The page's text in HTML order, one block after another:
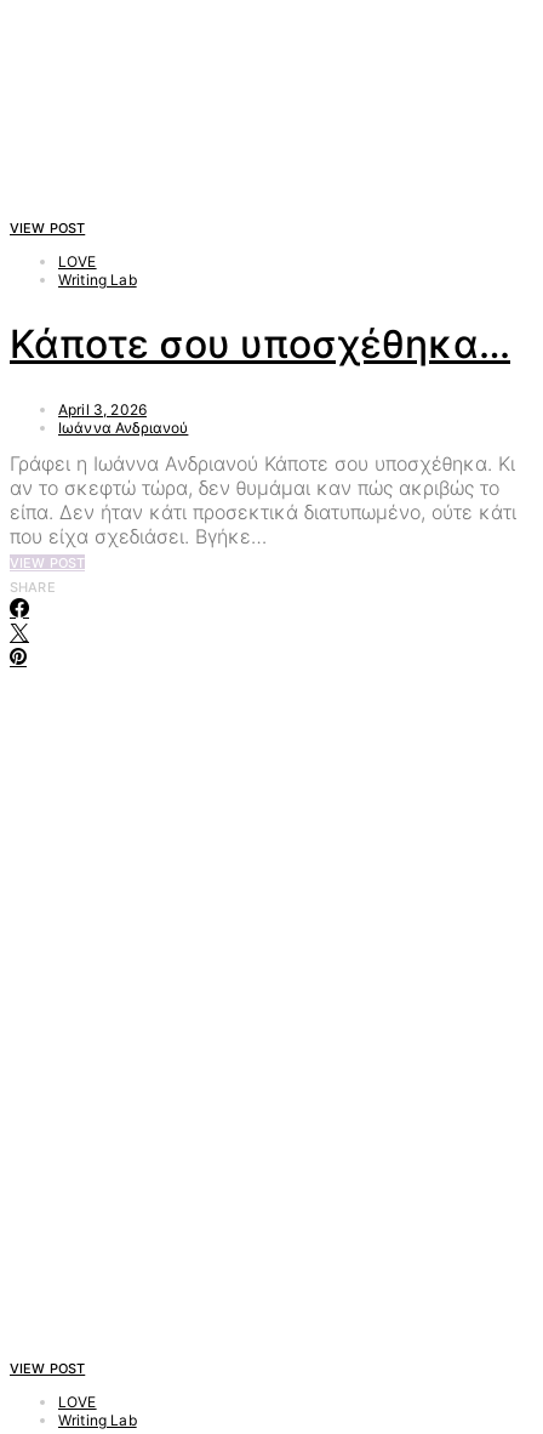
VIEW POST
LOVE
Writing Lab
Κάποτε σου υποσχέθηκα…
April 3, 2026
Ιωάννα Ανδριανού
Γράφει η Ιωάννα Ανδριανού Κάποτε σου υποσχέθηκα. Κι
αν το σκεφτώ τώρα, δεν θυμάμαι καν πώς ακριβώς το
είπα. Δεν ήταν κάτι προσεκτικά διατυπωμένο, ούτε κάτι
που είχα σχεδιάσει. Βγήκε…
VIEW POST
SHARE
VIEW POST
LOVE
Writing Lab